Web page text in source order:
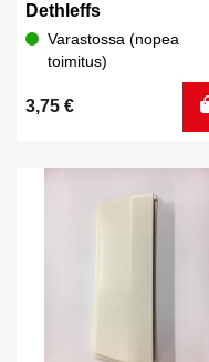
Dethleffs
Varastossa (nopea
toimitus)
3,75 €